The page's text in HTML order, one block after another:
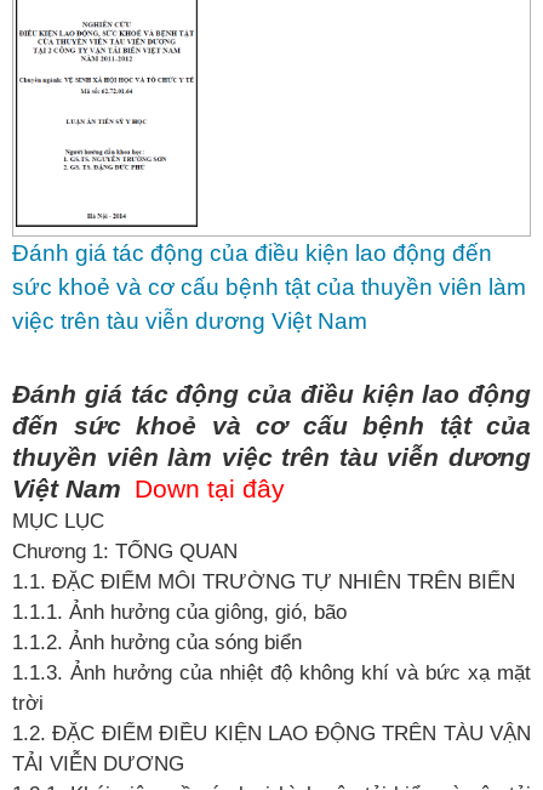
Đánh giá tác động của điều kiện lao động đến
sức khoẻ và cơ cấu bệnh tật của thuyền viên làm
việc trên tàu viễn dương Việt Nam
Đánh giá tác động của điều kiện lao động
đến sức khoẻ và cơ cấu bệnh tật của
thuyền viên làm việc trên tàu viễn dương
Việt Nam Down tại đây
MỤC LỤC
Chương 1: TỔNG QUAN
1.1. ĐẶC ĐIỂM MÔI TRƯỜNG TỰ NHIÊN TRÊN BIỂN
1.1.1. Ảnh hưởng của giông, gió, bão
1.1.2. Ảnh hưởng của sóng biển
1.1.3. Ảnh hưởng của nhiệt độ không khí và bức xạ mặt
trời
1.2. ĐẶC ĐIỂM ĐIỀU KIỆN LAO ĐỘNG TRÊN TÀU VẬN
TẢI VIỄN DƯƠNG